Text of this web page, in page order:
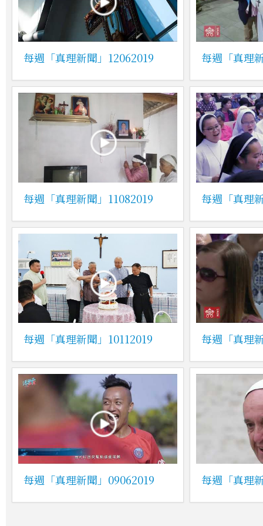
每週「真理新聞」12062019 每週「真理
每週「真理新聞」11082019 每週「真理
每週「真理新聞」10112019 每週「真理
每週「真理新聞」09062019 每週「真理